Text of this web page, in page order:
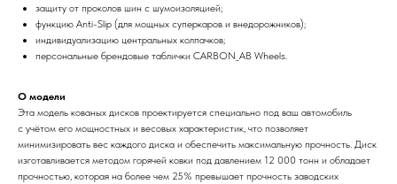
защиту от проколов шин с шумоизоляцией;
функцию Anti-Slip (для мощных суперкаров и внедорожников);
индивидуализацию центральных колпачков;
персональные брендовые таблички CARBON_AB Wheels.
О модели
Эта модель кованых дисков проектируется специально под ваш автомобиль
с учётом его мощностных и весовых характеристик, что позволяет
минимизировать вес каждого диска и обеспечить максимальную прочность. Диск
изготавливается методом горячей ковки под давлением 12 000 тонн и обладает
прочностью, которая на более чем 25% превышает прочность заводских